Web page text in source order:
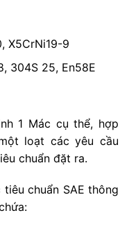
X5CrNi19-9
304S 25, En58E
1 Mác cụ thể, hợp
loạt các yêu cầu
chuẩn đặt ra.
chuẩn SAE thông